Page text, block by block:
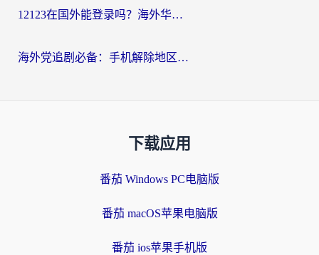
12123在国外能登录吗？海外华人必看的回国加速实用指南
海外党追剧必备：手机解除地区限制app怎么选？解决央视视频&国内剧地区限制全指南
下载应用
番茄 Windows PC电脑版
番茄 macOS苹果电脑版
番茄 ios苹果手机版